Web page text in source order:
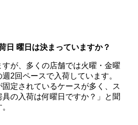
日 曜日は決まっていますか？
が、多くの店舗では火曜・金曜
2回ペースで入荷しています。
定されているケースが多く、ス
の入荷は何曜日ですか？」と聞